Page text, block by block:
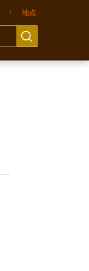
地点